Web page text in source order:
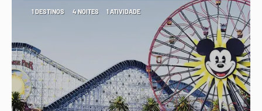
1 DESTINOS 4 NOITES 1 ATIVIDADE